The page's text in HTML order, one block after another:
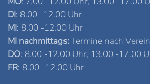
DI: 8.00 -12.00 Uhr
MI: 8.00 -12.00 Uhr
MI nachmittags:Termine nach
DO: 8.00 -12.00 Uhr, 13.00 -17.00
FR: 8.00 -12.00 Uhr